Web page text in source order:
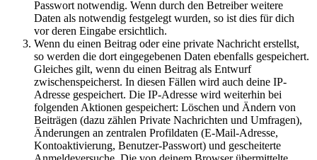
Passwort notwendig. Wenn durch den Betreiber weitere
Daten als notwendig festgelegt wurden, so ist dies für dich
vor deren Eingabe ersichtlich.
Wenn du einen Beitrag oder eine private Nachricht erstellst,
so werden die dort eingegebenen Daten ebenfalls gespeichert.
Gleiches gilt, wenn du einen Beitrag als Entwurf
zwischenspeicherst. In diesen Fällen wird auch deine IP-
Adresse gespeichert. Die IP-Adresse wird weiterhin bei
folgenden Aktionen gespeichert: Löschen und Ändern von
Beiträgen (dazu zählen Private Nachrichten und Umfragen),
Änderungen an zentralen Profildaten (E-Mail-Adresse,
Kontoaktivierung, Benutzer-Passwort) und gescheiterte